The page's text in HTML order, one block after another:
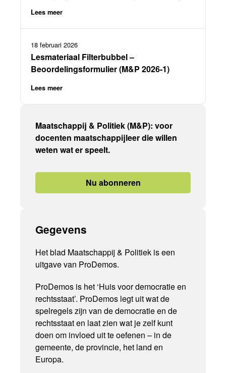
Lees meer
18 februari 2026
Lesmateriaal Filterbubbel –
Beoordelingsformulier (M&P 2026-1)
Lees meer
Maatschappij & Politiek (M&P): voor
docenten maatschappijleer die willen
weten wat er speelt.
Nu abonneren
Gegevens
Het blad Maatschappij & Politiek is een
uitgave van ProDemos.
ProDemos is het ‘Huis voor democratie en
rechtsstaat’. ProDemos legt uit wat de
spelregels zijn van de democratie en de
rechtsstaat en laat zien wat je zelf kunt
doen om invloed uit te oefenen – in de
gemeente, de provincie, het land en
Europa.